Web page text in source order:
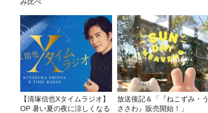
み比べ
【清塚信也Xタイムラジオ】
OP 暑い夏の夜に涼しくなる
放送後記＆「『ねこずみ・う
ささわ』販売開始！」